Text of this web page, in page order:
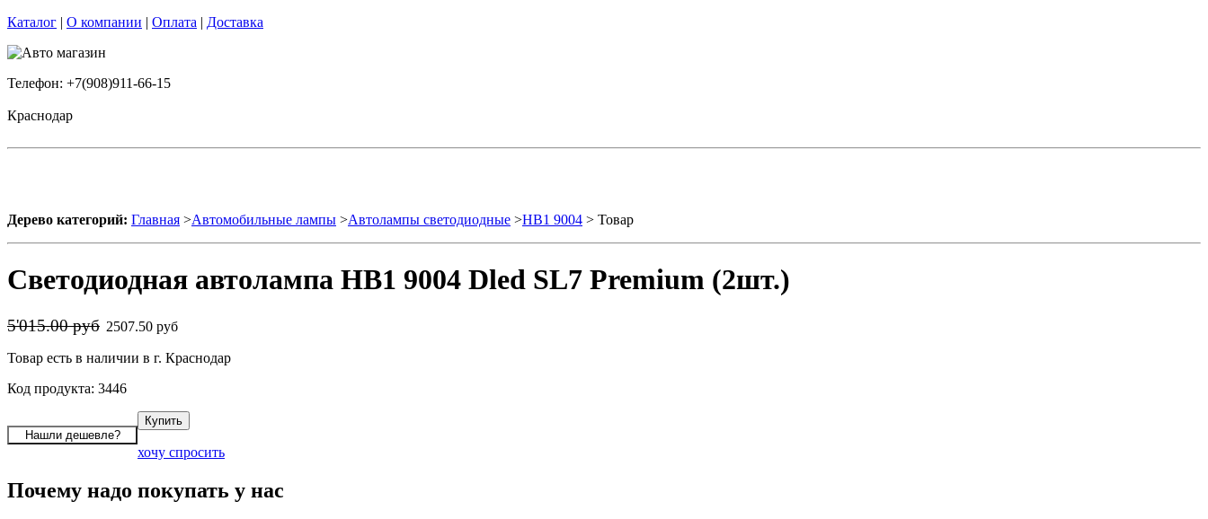
Каталог | О компании | Оплата | Доставка
Телефон: +7(908)911-66-15
Краснодар
Дерево категорий: Главная >Автомобильные лампы >Автолампы светодиодные >HB1 9004 > Товар
Светодиодная автолампа HB1 9004 Dled SL7 Premium (2шт.)
5'015.00 руб 2507.50 руб
Товар есть в наличии в г. Краснодар
Код продукта: 3446
хочу спросить
Почему надо покупать у нас